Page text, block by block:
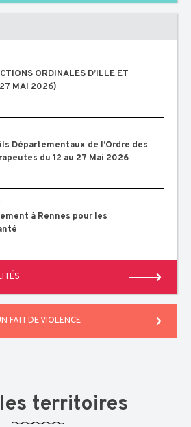
ORDINALES D’ILLE ET
MAI 2026)
Départementaux de l’Ordre des
du 12 au 27 Mai 2026
à Rennes pour les
FAIT DE VIOLENCE
territoires